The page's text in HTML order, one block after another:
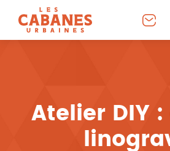
Atelier DIY